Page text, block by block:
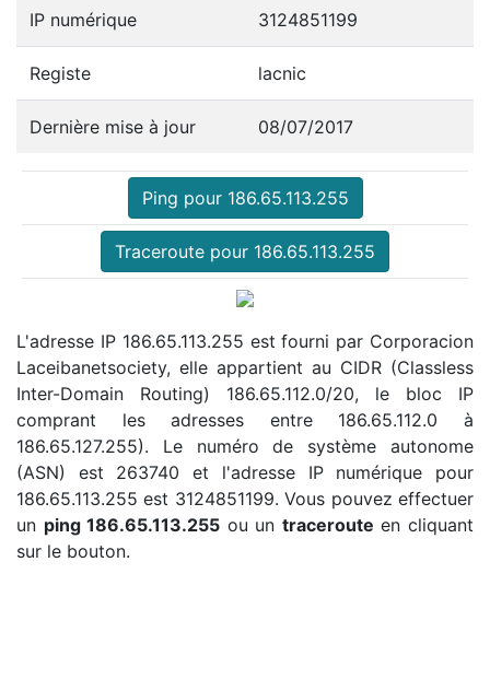
IP numérique 3124851199
Registe lacnic
Dernière mise à jour 08/07/2017
Ping pour 186.65.113.255
Traceroute pour 186.65.113.255
L'adresse IP 186.65.113.255 est fourni par Corporacion
Laceibanetsociety, elle appartient au CIDR (Classless
Inter-Domain Routing) 186.65.112.0/20, le bloc IP
comprant les adresses entre 186.65.112.0 à
186.65.127.255). Le numéro de système autonome
(ASN) est 263740 et l'adresse IP numérique pour
186.65.113.255 est 3124851199. Vous pouvez effectuer
un ping 186.65.113.255 ou un traceroute en cliquant
sur le bouton.